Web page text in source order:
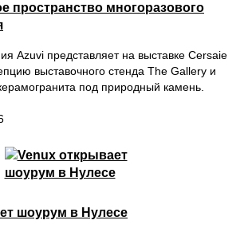
пространство многоразового
Azuvi представляет на выставке Cersaie
выставочного стенда The Gallery и
под природный камень.
шоурум в Нулесе